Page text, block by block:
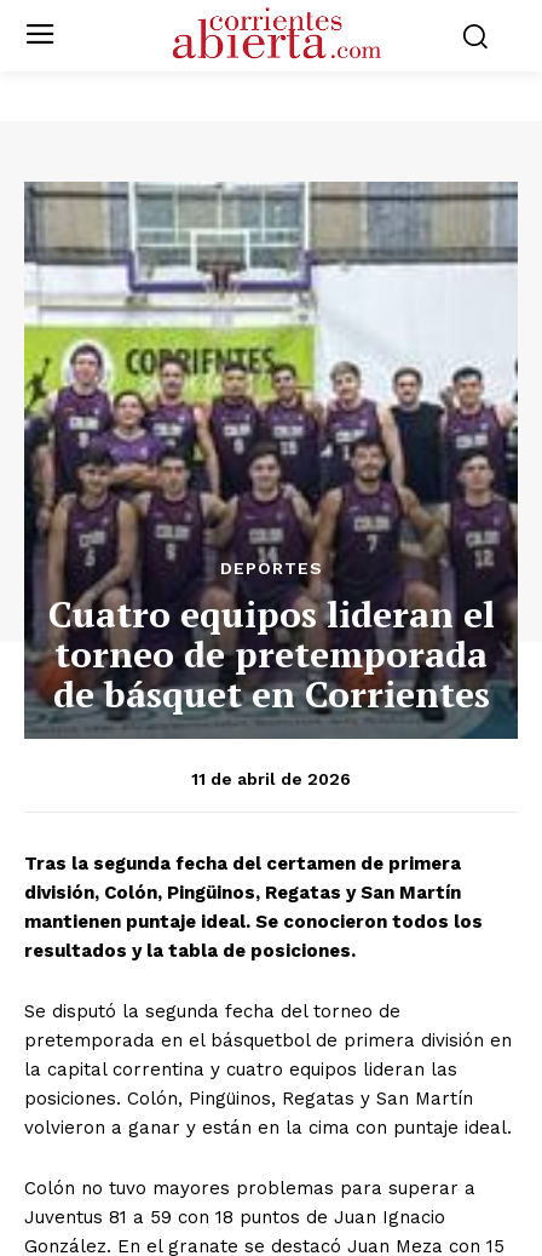
DEPORTES
Cuatro equipos lideran el
torneo de pretemporada
de básquet en Corrientes
11 de abril de 2026
Tras la segunda fecha del certamen de primera
división, Colón, Pingüinos, Regatas y San Martín
mantienen puntaje ideal. Se conocieron todos los
resultados y la tabla de posiciones.
Se disputó la segunda fecha del torneo de
pretemporada en el básquetbol de primera división en
la capital correntina y cuatro equipos lideran las
posiciones. Colón, Pingüinos, Regatas y San Martín
volvieron a ganar y están en la cima con puntaje ideal.
Colón no tuvo mayores problemas para superar a
Juventus 81 a 59 con 18 puntos de Juan Ignacio
González. En el granate se destacó Juan Meza con 15